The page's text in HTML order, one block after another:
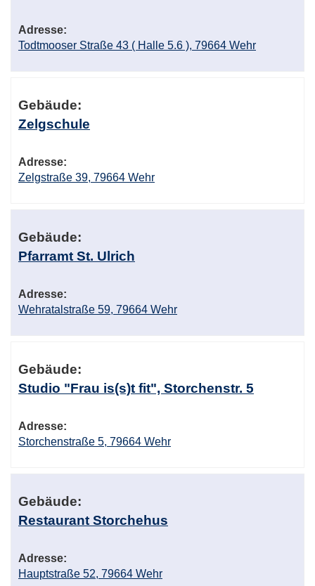
Adresse:
Todtmooser Straße 43 ( Halle 5.6 ), 79664 Wehr
Gebäude:
Zelgschule
Adresse:
Zelgstraße 39, 79664 Wehr
Gebäude:
Pfarramt St. Ulrich
Adresse:
Wehratalstraße 59, 79664 Wehr
Gebäude:
Studio "Frau is(s)t fit", Storchenstr. 5
Adresse:
Storchenstraße 5, 79664 Wehr
Gebäude:
Restaurant Storchehus
Adresse:
Hauptstraße 52, 79664 Wehr